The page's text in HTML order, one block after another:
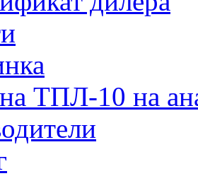
ТПЛ-10 на